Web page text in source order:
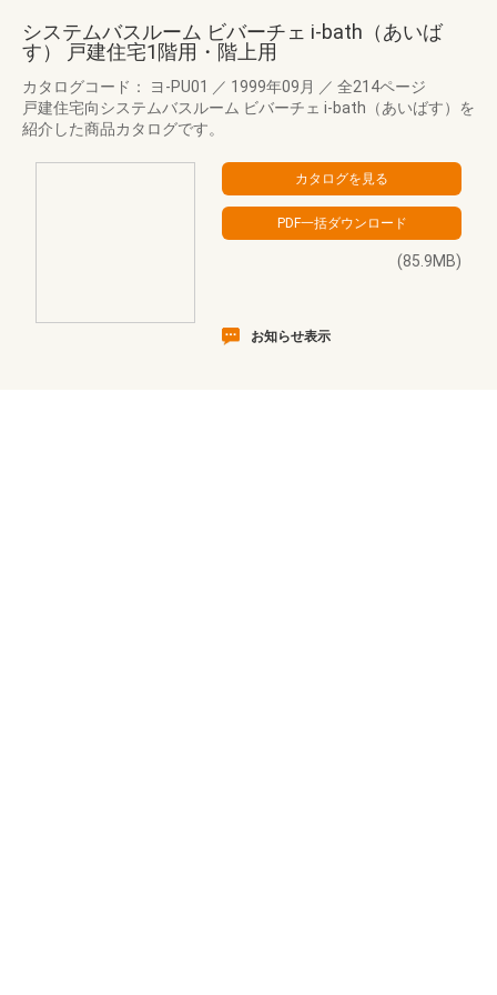
システムバスルーム ビバーチェ i-bath（あいば
す） 戸建住宅1階用・階上用
カタログコード： ヨ-PU01 ／ 1999年09月 ／ 全214ページ
戸建住宅向システムバスルーム ビバーチェ i-bath（あいばす）を
紹介した商品カタログです。
(85.9MB)
お知らせ表示